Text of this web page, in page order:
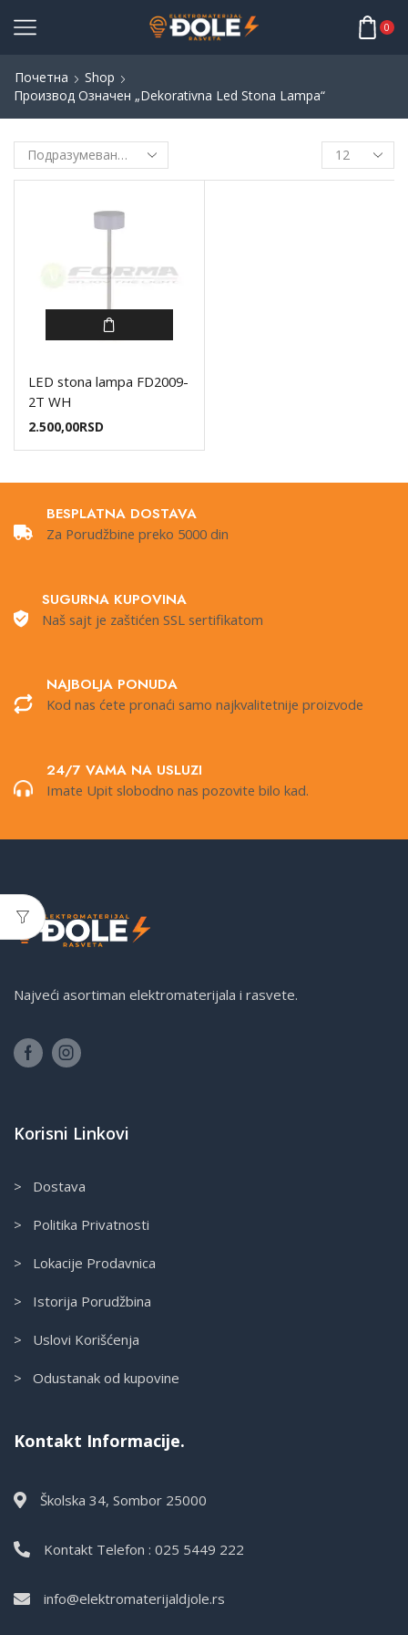
0
Почетна
Shop
Производ Oзначен „dekorativna Led Stona Lampa“
LED stona lampa FD2009-
2T WH
2.500,00RSD
BESPLATNA DOSTAVA
Za Porudžbine preko 5000 din
SUGURNA KUPOVINA
Naš sajt je zaštićen SSL sertifikatom
NAJBOLJA PONUDA
Kod nas ćete pronaći samo najkvalitetnije proizvode
24/7 VAMA NA USLUZI
Imate Upit slobodno nas pozovite bilo kad.
Najveći asortiman elektromaterijala i rasvete.
Korisni Linkovi
> Dostava
> Politika Privatnosti
> Lokacije Prodavnica
> Istorija Porudžbina
> Uslovi Korišćenja
> Odustanak od kupovine
Kontakt Informacije.
Školska 34, Sombor 25000
Kontakt Telefon : 025 5449 222
info@elektromaterijaldjole.rs